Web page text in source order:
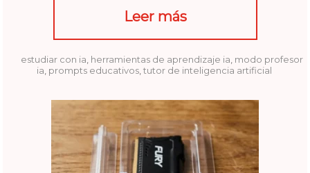
Leer más
estudiar con ia, herramientas de aprendizaje ia, modo profesor
ia, prompts educativos,tutor de inteligencia artificial